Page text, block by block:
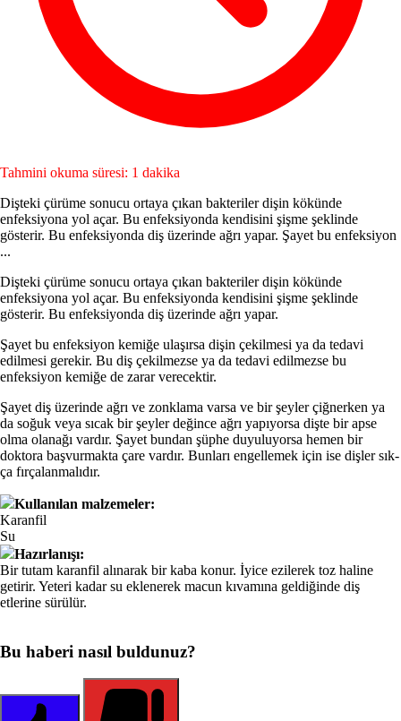
Tahmini okuma süresi: 1 dakika
Dişteki çürüme sonucu ortaya çıkan bakteriler dişin kökünde
enfeksiyona yol açar. Bu enfeksiyonda kendi­sini şişme şeklinde
gösterir. Bu enfeksiyonda diş üzerin­de ağrı yapar. Şayet bu enfeksiyon
...
Dişteki çürüme sonucu ortaya çıkan bakteriler dişin kökünde
enfeksiyona yol açar. Bu enfeksiyonda kendi­sini şişme şeklinde
gösterir. Bu enfeksiyonda diş üzerin­de ağrı yapar.
Şayet bu enfeksiyon kemiğe ulaşırsa dişin çekilmesi ya da tedavi
edilmesi gerekir. Bu diş çekilmezse ya da tedavi edilmezse bu
enfeksiyon kemiğe de zarar vere­cektir.
Şayet diş üzerinde ağrı ve zonklama varsa ve bir şey­ler çiğnerken ya
da soğuk veya sıcak bir şeyler değince ağrı yapıyorsa dişte bir apse
olma olanağı vardır. Şayet bundan şüphe duyuluyorsa hemen bir
doktora başvur­makta çare vardır. Bunları engellemek için ise dişler sık­
ça fırçalanmalıdır.
Kullanılan malzemeler:
Karanfil
Su
Hazırlanışı:
Bir tutam karanfil alınarak bir kaba konur. İyice ezile­rek toz haline
getirir. Yeteri kadar su eklenerek macun kıvamına geldiğinde diş
etlerine sürülür.
Bu haberi nasıl buldunuz?